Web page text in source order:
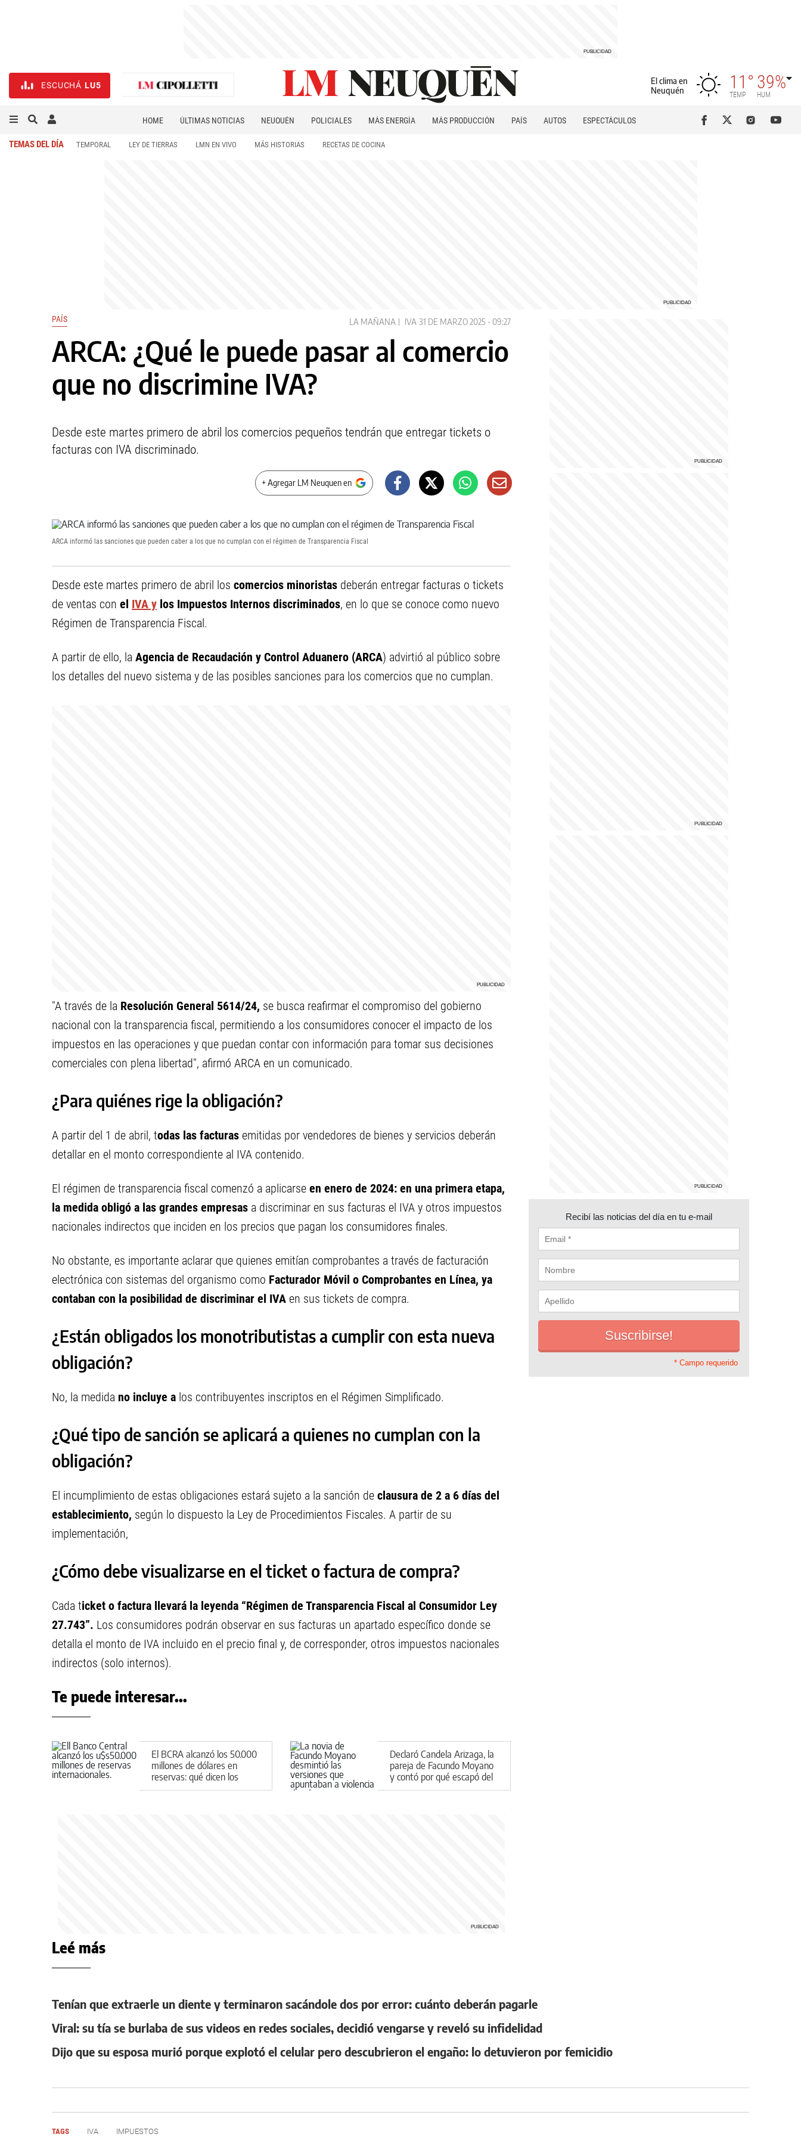
ESCUCHÁ LU5
El clima en
Neuquén
11°
TEMP
39%
HUM
HOME ÚLTIMAS NOTICIAS NEUQUÉN POLICIALES MÁS ENERGÍA MÁS PRODUCCIÓN PAÍS AUTOS
ESPECTÁCULOS
TEMAS DEL DÍA TEMPORAL LEY DE TIERRAS LMN EN VIVO MÁS HISTORIAS RECETAS DE COCINA
PAÍS LA MAÑANA IVA 31 DE MARZO 2025 - 09:27
ARCA: ¿Qué le puede pasar al comercio
que no discrimine IVA?
Desde este martes primero de abril los comercios pequeños tendrán que entregar tickets o
facturas con IVA discriminado.
+ Agregar LM Neuquen en
ARCA informó las sanciones que pueden caber a los que no cumplan con el régimen de Transparencia Fiscal
Desde este martes primero de abril los comercios minoristas deberán entregar facturas o tickets
de ventas con el IVA y los Impuestos Internos discriminados, en lo que se conoce como nuevo
Régimen de Transparencia Fiscal.
A partir de ello, la Agencia de Recaudación y Control Aduanero (ARCA) advirtió al público sobre
los detalles del nuevo sistema y de las posibles sanciones para los comercios que no cumplan.
"A través de la Resolución General 5614/24, se busca reafirmar el compromiso del gobierno
nacional con la transparencia fiscal, permitiendo a los consumidores conocer el impacto de los
impuestos en las operaciones y que puedan contar con información para tomar sus decisiones
comerciales con plena libertad", afirmó ARCA en un comunicado.
¿Para quiénes rige la obligación?
A partir del 1 de abril, todas las facturas emitidas por vendedores de bienes y servicios deberán
detallar en el monto correspondiente al IVA contenido.
El régimen de transparencia fiscal comenzó a aplicarse en enero de 2024: en una primera etapa,
la medida obligó a las grandes empresas a discriminar en sus facturas el IVA y otros impuestos
nacionales indirectos que inciden en los precios que pagan los consumidores finales.
No obstante, es importante aclarar que quienes emitían comprobantes a través de facturación
electrónica con sistemas del organismo como Facturador Móvil o Comprobantes en Línea, ya
contaban con la posibilidad de discriminar el IVA en sus tickets de compra.
¿Están obligados los monotributistas a cumplir con esta nueva
obligación?
No, la medida no incluye a los contribuyentes inscriptos en el Régimen Simplificado.
¿Qué tipo de sanción se aplicará a quienes no cumplan con la
obligación?
El incumplimiento de estas obligaciones estará sujeto a la sanción de clausura de 2 a 6 días del
establecimiento, según lo dispuesto la Ley de Procedimientos Fiscales. A partir de su
implementación,
¿Cómo debe visualizarse en el ticket o factura de compra?
Cada ticket o factura llevará la leyenda “Régimen de Transparencia Fiscal al Consumidor Ley
27.743”. Los consumidores podrán observar en sus facturas un apartado específico donde se
detalla el monto de IVA incluido en el precio final y, de corresponder, otros impuestos nacionales
indirectos (solo internos).
Te puede interesar...
El BCRA alcanzó los 50.000
millones de dólares en
reservas: qué dicen los
expertos
Declaró Candela Arizaga, la
pareja de Facundo Moyano
y contó por qué escapó del
departamento
Recibí las noticias del día en tu e-mail
* Campo requerido
Leé más
Tenían que extraerle un diente y terminaron sacándole dos por error: cuánto deberán pagarle
Viral: su tía se burlaba de sus videos en redes sociales, decidió vengarse y reveló su infidelidad
Dijo que su esposa murió porque explotó el celular pero descubrieron el engaño: lo detuvieron por femicidio
TAGS IVA IMPUESTOS